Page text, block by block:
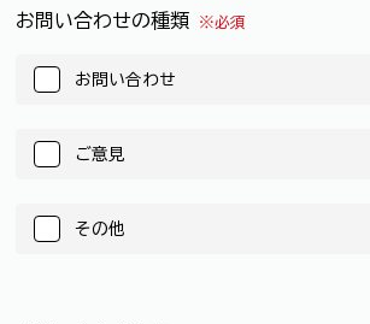
お問い合わせの種類 ※必須
お問い合わせ
ご意見
その他